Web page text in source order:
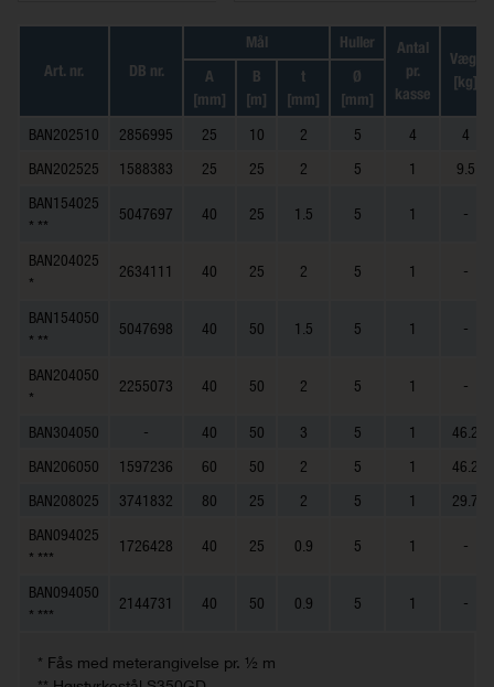
Art. nr. DB nr.
Mål Huller
Antal
pr.
kasse
Vægt
[kg]
A
[mm]
B
[m]
t
[mm]
Ø
[mm]
BAN202510 2856995 25 10 2 5 4
4
BAN202525
1588383 25 25 2 5 1
9.5
BAN154025
* **
5047697 40 25 1.5 5 1 -
BAN204025
*
2634111 40 25 2 5 1 -
BAN154050
* **
5047698 40 50 1.5 5 1 -
BAN204050
*
2255073 40 50 2 5 1 -
BAN304050 - 40 50 3 5 1
46.2
BAN206050
1597236 60 50 2 5 1
46.2
BAN208025
3741832 80 25 2 5 1
29.7
BAN094025
* ***
1726428 40 25 0.9 5 1 -
BAN094050
* ***
2144731 40 50 0.9 5 1 -
* Fås med meterangivelse pr. ½ m